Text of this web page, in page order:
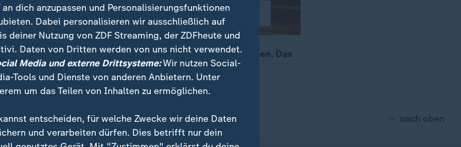
hat eine Reform der privaten Altersvorsorge beschlossen. Das
die Riester-Rente ab.
nach oben
an dich anzupassen und Personalisierungsfunktionen
Dabei personalisieren wir ausschließlich auf
deiner Nutzung von ZDF Streaming, der ZDFheute und
Daten von Dritten werden von uns nicht verwendet.
Media und externe Drittsysteme:Wir nutzen Social-
Tools und Dienste von anderen Anbietern. Unter
um das Teilen von Inhalten zu ermöglichen.
entscheiden, für welche Zwecke wir deine Daten
und verarbeiten dürfen. Dies betrifft nur dein